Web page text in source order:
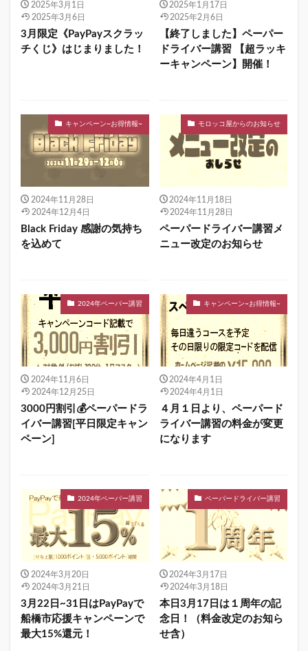
2025年3月1日
2025年3月6日
3月限定《PayPayスクラッ
チくじ》はじまりました！
2025年1月17日
2025年2月6日
【終了しました】ペーパー
ドライバー講習 【超ラッキ
ーキャンペーン】開催！
キャンペーン~お得情報~
2024年11月28日
2024年12月4日
Black Friday 感謝の気持ち
を込めて
モロッコ屋からのお知らせ
2024年11月18日
2024年11月28日
ペーパードライバー講習メ
ニュー改定のお知らせ
2024年ペーパー講習
2024年11月6日
2024年12月25日
3000円割引💰ペーパードラ
イバー講習[平日限定キャン
ペーン]
キャンペーン~お得情報~
2024年4月1日
2024年4月1日
４月１日より、ペーパード
ライバー講習の料金が変更
になります
2024年ペーパー講習
2024年3月20日
2024年3月21日
3月22日~31日はPayPayで
船橋市応援キャンペーンで
最大15%還元！
ペーパードライバー講習
2024年3月17日
2024年3月18日
本日3月17日は１周年の記
念日！（料金改定のお知ら
せ含）